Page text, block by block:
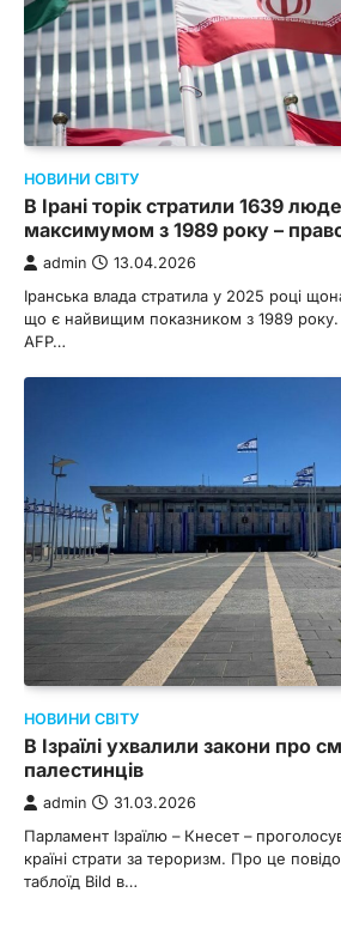
НОВИНИ СВІТУ
В Ірані торік стратили 1639
максимумом з 1989 року –
admin 13.04.2026
Іранська влада стратила у 2025 році
що є найвищим показником з 1989
AFP…
НОВИНИ СВІТУ
В Ізраїлі ухвалили закони про
палестинців
admin 31.03.2026
Парламент Ізраїлю – Кнесет –
країні страти за тероризм. Про це
таблоїд Bild в…